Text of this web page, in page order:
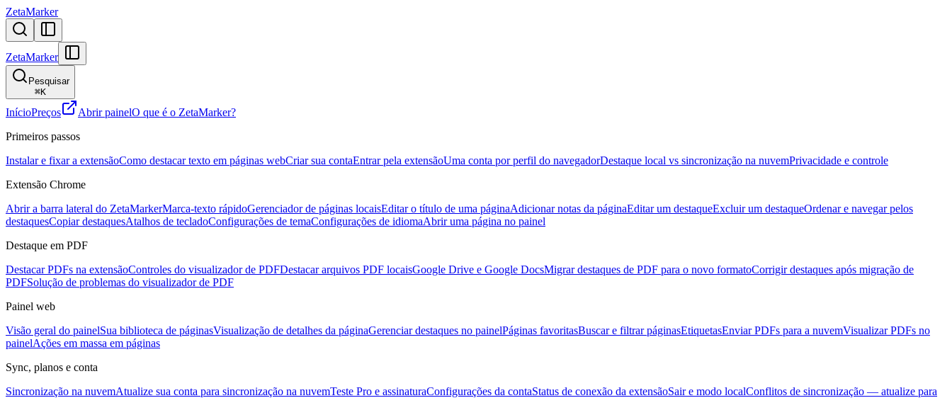
ZetaMarker
ZetaMarker
Pesquisar
⌘K
InícioPreços Abrir painelO que é o ZetaMarker?
Primeiros passos
Instalar e fixar a extensãoComo destacar texto em páginas webCriar sua contaEntrar pela extensãoUma conta por perfil do navegadorDestaque local vs sincronização na nuvemPrivacidade e controle
Extensão Chrome
Abrir a barra lateral do ZetaMarkerMarca-texto rápidoGerenciador de páginas locaisEditar o título de uma páginaAdicionar notas da páginaEditar um destaqueExcluir um destaqueOrdenar e navegar pelos
destaquesCopiar destaquesAtalhos de tecladoConfigurações de temaConfigurações de idiomaAbrir uma página no painel
Destaque em PDF
Destacar PDFs na extensãoControles do visualizador de PDFDestacar arquivos PDF locaisGoogle Drive e Google DocsMigrar destaques de PDF para o novo formatoCorrigir destaques após migração de
PDFSolução de problemas do visualizador de PDF
Painel web
Visão geral do painelSua biblioteca de páginasVisualização de detalhes da páginaGerenciar destaques no painelPáginas favoritasBuscar e filtrar páginasEtiquetasEnviar PDFs para a nuvemVisualizar PDFs no
painelAções em massa em páginas
Sync, planos e conta
Sincronização na nuvemAtualize sua conta para sincronização na nuvemTeste Pro e assinaturaConfigurações da contaStatus de conexão da extensãoSair e modo localConflitos de sincronização — atualize para